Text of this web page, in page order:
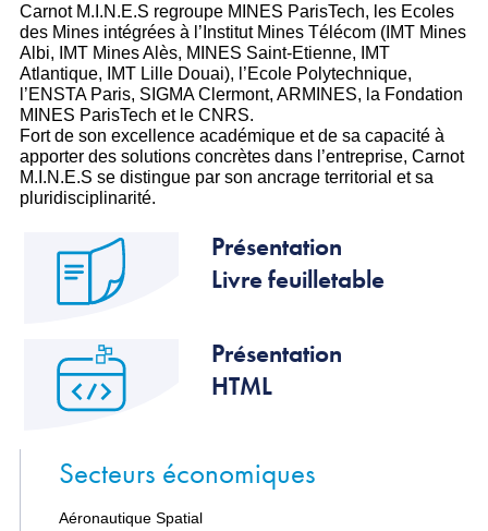
Carnot M.I.N.E.S regroupe MINES ParisTech, les Ecoles
des Mines intégrées à l’Institut Mines Télécom (IMT Mines
Albi, IMT Mines Alès, MINES Saint-Etienne, IMT
Atlantique, IMT Lille Douai), l’Ecole Polytechnique,
l’ENSTA Paris, SIGMA Clermont, ARMINES, la Fondation
MINES ParisTech et le CNRS.
Fort de son excellence académique et de sa capacité à
apporter des solutions concrètes dans l’entreprise, Carnot
M.I.N.E.S se distingue par son ancrage territorial et sa
pluridisciplinarité.
Présentation
Livre feuilletable
Présentation
HTML
Secteurs économiques
Aéronautique Spatial